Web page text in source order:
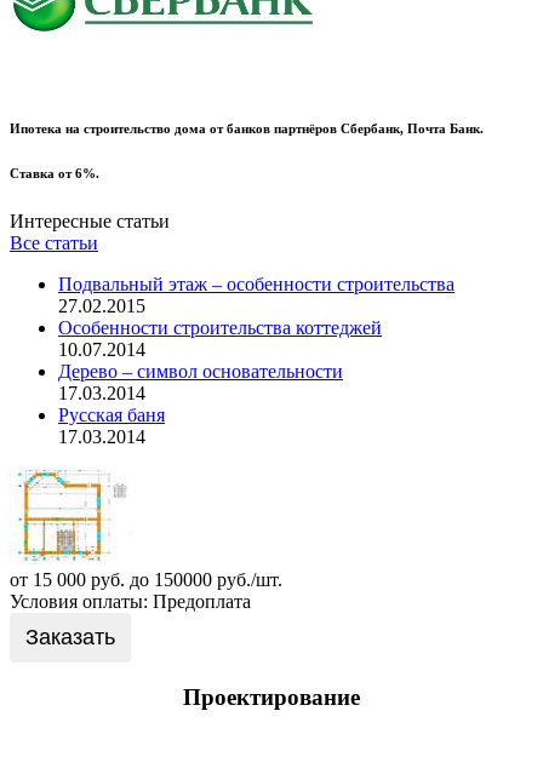
Ипотека на строительство дома от банков партнёров Сбербанк, Почта Банк.
Ставка от 6%.
Интересные статьи
Все статьи
Подвальный этаж – особенности строительства
27.02.2015
Особенности строительства коттеджей
10.07.2014
Дерево – символ основательности
17.03.2014
Русская баня
17.03.2014
от 15 000 руб. до 150000 руб./шт.
Условия оплаты: Предоплата
Заказать
Проектирование